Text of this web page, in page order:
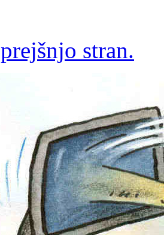
prejšnjo stran.